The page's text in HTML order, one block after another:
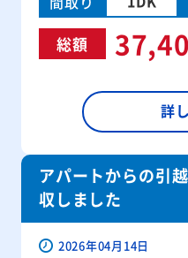
総額
詳
アパートからの引
収しました
2026年04月14日